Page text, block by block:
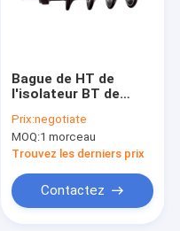
Bague de HT de
l'isolateur BT de
pour le
transformateur
Prix:negotiate
MOQ:1 morceau
Trouvez les derniers prix
Contactez